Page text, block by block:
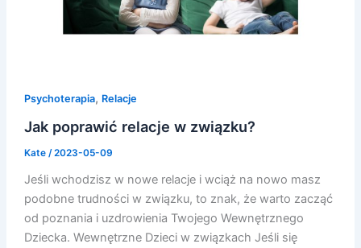
Psychoterapia, Relacje
Jak poprawić relacje w związku?
Kate /2023-05-09
Jeśli wchodzisz w nowe relacje i wciąż na nowo masz
podobne trudności w związku, to znak, że warto zacząć
od poznania i uzdrowienia Twojego Wewnętrznego
Dziecka. Wewnętrzne Dzieci w związkach Jeśli się